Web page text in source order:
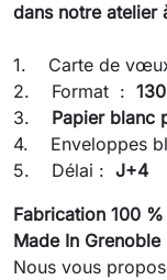
dans notre atelier
1. Carte de
2. Format :
3.
Papier blanc
4. Enveloppes
5. Délai : J+4
Fabrication 100
Made In Grenoble
Nous vous